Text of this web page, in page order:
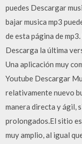
puedes Descargar
bajar musica mp3
de esta página de
Descarga la última
Una aplicación muy
Youtube Descargar
relativamente nuevo
manera directa y ágil,
prolongados.El sitio
muy amplio, al igual